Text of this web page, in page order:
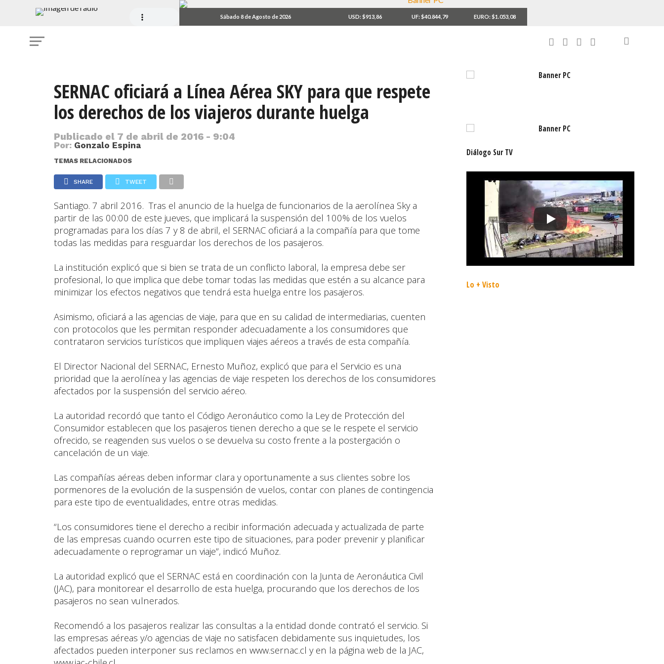
Sábado 8 de Agosto de 2026 USD: $913,86 UF: $40.844,79 EURO: $1.053,08
SERNAC oficiará a Línea Aérea SKY para que respete
los derechos de los viajeros durante huelga
Publicado el 7 de abril de 2016 - 9:04
Por: Gonzalo Espina
TEMAS RELACIONADOS
SHARE TWEET
Santiago. 7 abril 2016. Tras el anuncio de la huelga de funcionarios de la aerolínea Sky a
partir de las 00:00 de este jueves, que implicará la suspensión del 100% de los vuelos
programadas para los días 7 y 8 de abril, el SERNAC oficiará a la compañía para que tome
todas las medidas para resguardar los derechos de los pasajeros.
La institución explicó que si bien se trata de un conflicto laboral, la empresa debe ser
profesional, lo que implica que debe tomar todas las medidas que estén a su alcance para
minimizar los efectos negativos que tendrá esta huelga entre los pasajeros.
Asimismo, oficiará a las agencias de viaje, para que en su calidad de intermediarias, cuenten
con protocolos que les permitan responder adecuadamente a los consumidores que
contrataron servicios turísticos que impliquen viajes aéreos a través de esta compañía.
El Director Nacional del SERNAC, Ernesto Muñoz, explicó que para el Servicio es una
prioridad que la aerolínea y las agencias de viaje respeten los derechos de los consumidores
afectados por la suspensión del servicio aéreo.
La autoridad recordó que tanto el Código Aeronáutico como la Ley de Protección del
Consumidor establecen que los pasajeros tienen derecho a que se le respete el servicio
ofrecido, se reagenden sus vuelos o se devuelva su costo frente a la postergación o
cancelación de un viaje.
Las compañías aéreas deben informar clara y oportunamente a sus clientes sobre los
pormenores de la evolución de la suspensión de vuelos, contar con planes de contingencia
para este tipo de eventualidades, entre otras medidas.
“Los consumidores tiene el derecho a recibir información adecuada y actualizada de parte
de las empresas cuando ocurren este tipo de situaciones, para poder prevenir y planificar
adecuadamente o reprogramar un viaje”, indicó Muñoz.
La autoridad explicó que el SERNAC está en coordinación con la Junta de Aeronáutica Civil
(JAC), para monitorear el desarrollo de esta huelga, procurando que los derechos de los
pasajeros no sean vulnerados.
Recomendó a los pasajeros realizar las consultas a la entidad donde contrató el servicio. Si
las empresas aéreas y/o agencias de viaje no satisfacen debidamente sus inquietudes, los
afectados pueden interponer sus reclamos en www.sernac.cl y en la página web de la JAC,
Diálogo Sur TV
Lo + Visto